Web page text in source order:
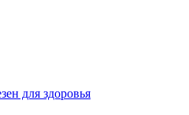
для здоровья